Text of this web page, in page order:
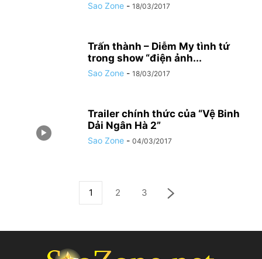
Sao Zone - 18/03/2017
Trấn thành – Diễm My tình tứ
trong show “điện ảnh...
Sao Zone - 18/03/2017
Trailer chính thức của “Vệ Binh
Dải Ngân Hà 2”
Sao Zone - 04/03/2017
1 2 3